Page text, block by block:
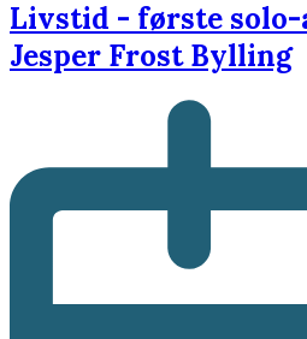
Livstid - første
Jesper Frost Bylling